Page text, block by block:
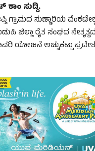
ಕಾಂ ಸುದ್ದಿ.
ಗ್ರಾಮದ ಸುಣ್ಣಾರಿಯ
ಜಿಲ್ಲಾ ರೈತ ಸಂಘದ
ಯೋಜನೆ ಅಚ್ಚುಕಟ್ಟು